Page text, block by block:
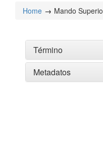
Home Mando
Término
Metadatos